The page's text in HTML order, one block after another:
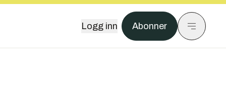
Logg inn Abonner